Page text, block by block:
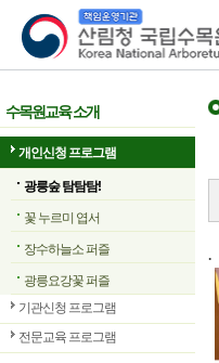
산림청 국립수목원
수목원교육 소개
개인신청 프로그램
광릉숲 탐탐탐!
꽃 누르미 엽서
장수하늘소 퍼즐
광릉요강꽃 퍼즐
기관신청 프로그램
전문교육 프로그램
.